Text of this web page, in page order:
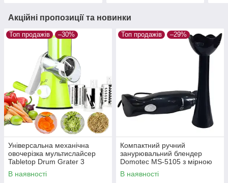
Акційні пропозиції та новинки
Топ продажів –30%
Універсальна механічна
овочерізка мультислайсер
Tabletop Drum Grater 3
насадки, пластик/нержавіюча
сталь
В наявності
Топ продажів –29%
Компактний ручний
занурювальний блендер
Domotec MS-5105 з мірною
склянкою 400W
В наявності